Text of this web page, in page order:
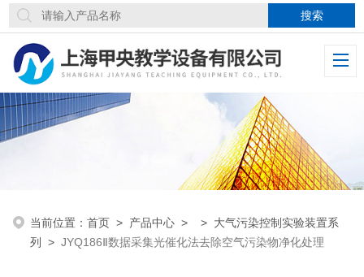
当前位置：首页 > 产品中心 > > 大气污染控制实验装置系
列
>JYQ186Ⅱ数据采集光催化法去除空气污染物净化处理